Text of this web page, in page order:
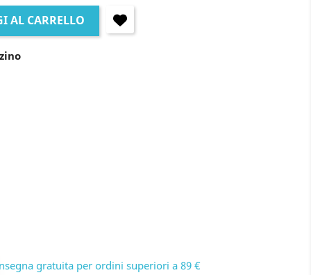
AL CARRELLO
gratuita per ordini superiori a 89 €